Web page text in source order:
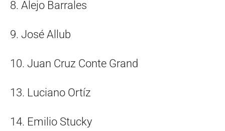
8. Alejo Barrales
9. José Allub
10. Juan Cruz Conte Grand
13. Luciano Ortíz
14. Emilio Stucky